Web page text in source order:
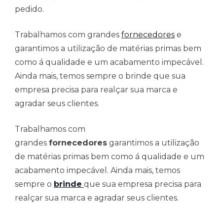
pedido.
Trabalhamos com grandes fornecedores e
garantimos a utilização de matérias primas bem
como á qualidade e um acabamento impecável.
Ainda mais, temos sempre o brinde que sua
empresa precisa para realçar sua marca e
agradar seus clientes.
Trabalhamos com
grandes fornecedores garantimos a utilização
de matérias primas bem como á qualidade e um
acabamento impecável. Ainda mais, temos
sempre o brinde que sua empresa precisa para
realçar sua marca e agradar seus clientes.